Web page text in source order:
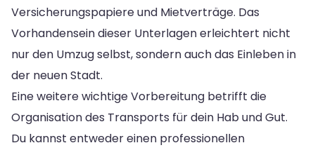
Versicherungspapiere und Mietverträge. Das
Vorhandensein dieser Unterlagen erleichtert nicht
nur den Umzug selbst, sondern auch das Einleben in
der neuen Stadt.
Eine weitere wichtige Vorbereitung betrifft die
Organisation des Transports für dein Hab und Gut.
Du kannst entweder einen professionellen